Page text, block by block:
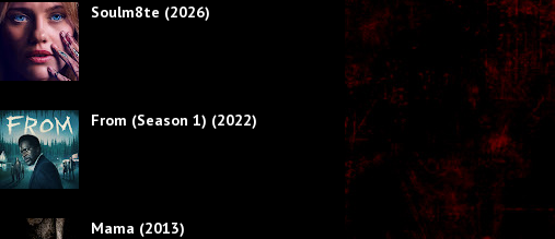
Soulm8te (2026)
From (Season 1) (2022)
Mama (2013)